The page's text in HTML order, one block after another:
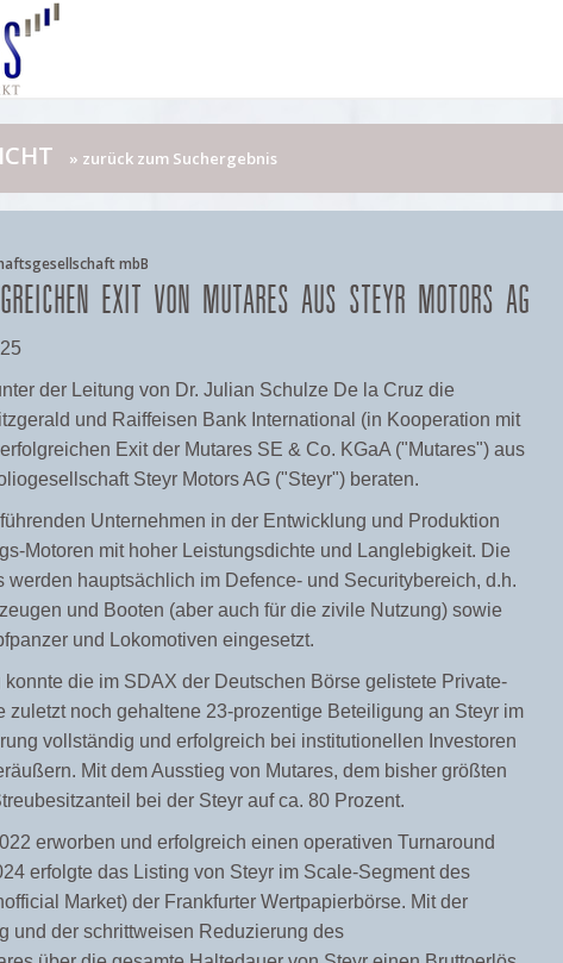
» zurück zum Suchergebnis
mbB
EXIT VON MUTARES AUS STEYR MOTORS AG
der Leitung von Dr. Julian Schulze De la Cruz die
und Raiffeisen Bank International (in Kooperation mit
Exit der Mutares SE & Co. KGaA ("Mutares") aus
Steyr Motors AG ("Steyr") beraten.
Unternehmen in der Entwicklung und Produktion
Motoren mit hoher Leistungsdichte und Langlebigkeit. Die
werden hauptsächlich im Defence- und Securitybereich, d.h.
und Booten (aber auch für die zivile Nutzung) sowie
und Lokomotiven eingesetzt.
konnte die im SDAX der Deutschen Börse gelistete Private-
zuletzt noch gehaltene 23-prozentige Beteiligung an Steyr im
vollständig und erfolgreich bei institutionellen Investoren
Mit dem Ausstieg von Mutares, dem bisher größten
bei der Steyr auf ca. 80 Prozent.
erworben und erfolgreich einen operativen Turnaround
erfolgte das Listing von Steyr im Scale-Segment des
Market) der Frankfurter Wertpapierbörse. Mit der
und der schrittweisen Reduzierung des